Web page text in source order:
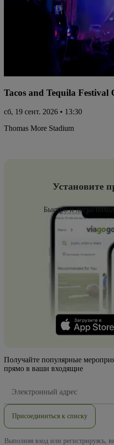
Tacos and Tequila
сб, 19 сент. 2026 • 13:30
Thomas More Stadium
Установите
Быстро и легко
Получайте популярные
прямо в ваши входящие
электронной
Присоединиться к списку
Выполняя вход или регистрируясь,